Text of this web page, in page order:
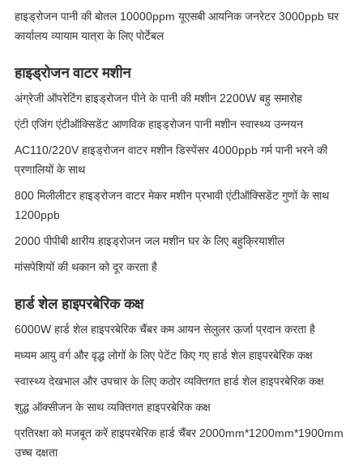
हाइड्रोजन पानी की बोतल 10000ppm यूएसबी आयनिक जनरेटर 3000ppb घर
कार्यालय व्यायाम यात्रा के लिए पोर्टेबल
हाइड्रोजन वाटर मशीन
अंग्रेजी ऑपरेटिंग हाइड्रोजन पीने के पानी की मशीन 2200W बहु समारोह
एंटी एजिंग एंटीऑक्सिडेंट आणविक हाइड्रोजन पानी मशीन स्वास्थ्य उन्नयन
AC110/220V हाइड्रोजन वाटर मशीन डिस्पेंसर 4000ppb गर्म पानी भरने की
प्रणालियों के साथ
800 मिलीलीटर हाइड्रोजन वाटर मेकर मशीन प्रभावी एंटीऑक्सिडेंट गुणों के साथ
1200ppb
2000 पीपीबी क्षारीय हाइड्रोजन जल मशीन घर के लिए बहुक्रियाशील
मांसपेशियों की थकान को दूर करता है
हार्ड शेल हाइपरबेरिक कक्ष
6000W हार्ड शेल हाइपरबेरिक चैंबर कम आयन सेलुलर ऊर्जा प्रदान करता है
मध्यम आयु वर्ग और वृद्ध लोगों के लिए पेटेंट किए गए हार्ड शेल हाइपरबेरिक कक्ष
स्वास्थ्य देखभाल और उपचार के लिए कठोर व्यक्तिगत हार्ड शेल हाइपरबेरिक कक्ष
शुद्ध ऑक्सीजन के साथ व्यक्तिगत हाइपरबेरिक कक्ष
प्रतिरक्षा को मजबूत करें हाइपरबेरिक हार्ड चैंबर 2000mm*1200mm*1900mm
उच्च दक्षता